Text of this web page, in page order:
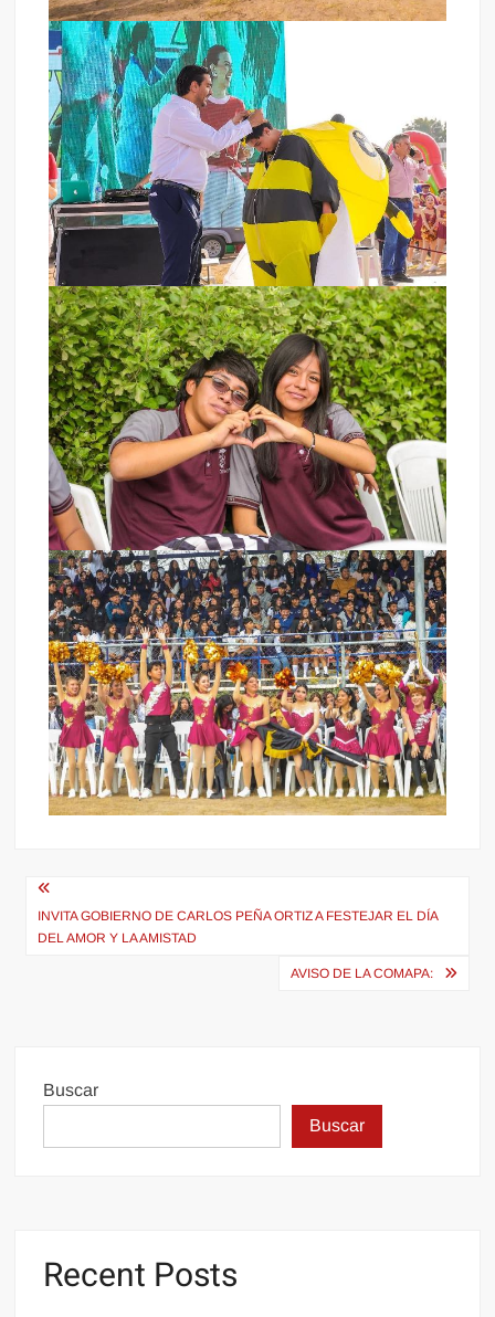
Navegación
de
INVITA GOBIERNO DE CARLOS PEÑA ORTIZ A FESTEJAR EL DÍA
DEL AMOR Y LA AMISTAD
AVISO DE LA COMAPA:
Buscar
Buscar
Recent Posts